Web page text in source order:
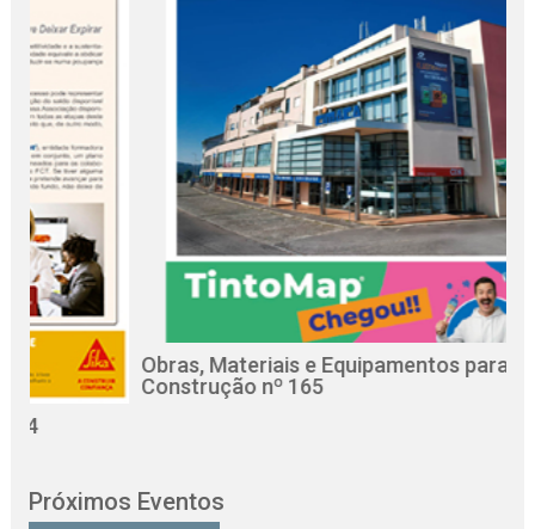
Obras, Materiais e Equipamentos para a
Construção nº 165
Próximos Eventos